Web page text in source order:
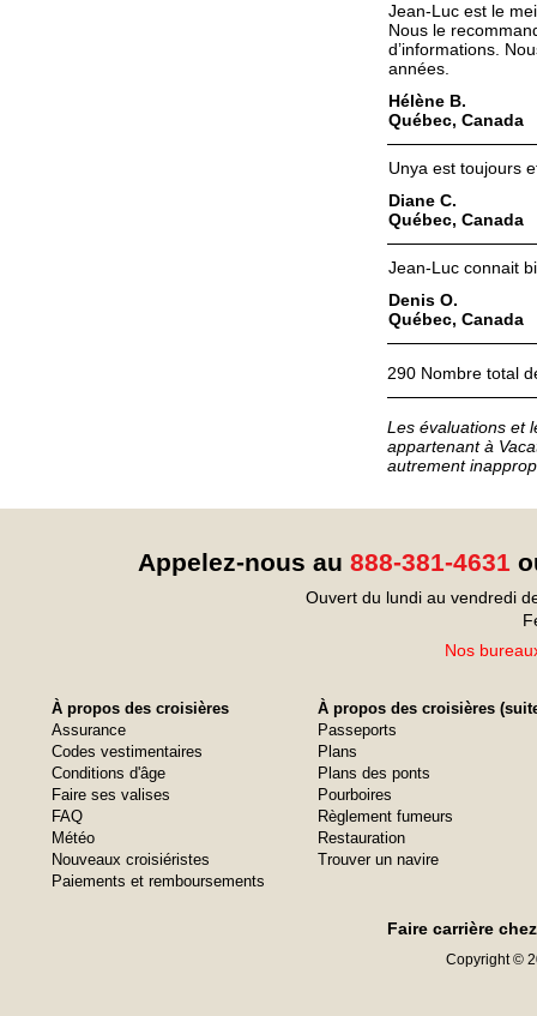
Jean-Luc est le
Nous le
d’informations.
années.
Hélène B.
Québec, Canada
Unya est toujours
Diane C.
Québec, Canada
Jean-Luc connait
Denis O.
Québec, Canada
290 Nombre total
Les évaluations et
appartenant à
autrement
Appelez-nous au 888-381-4631
Ouvert du lundi au vendredi
Nos
À propos des croisières
Assurance
Codes vestimentaires
Conditions d'âge
Faire ses valises
FAQ
Météo
Nouveaux croisiéristes
Paiements et remboursements
À propos des croisières
Passeports
Plans
Plans des ponts
Pourboires
Règlement fumeurs
Restauration
Trouver un navire
Faire carrière
Copyright ©